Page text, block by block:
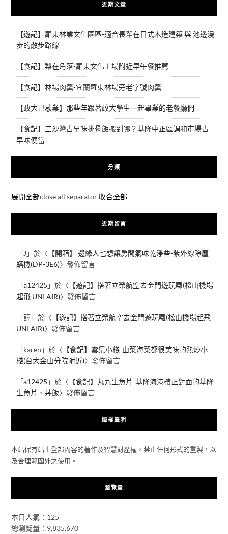
近期文章
【遊記】羅東林業文化園區-適合長輩在日式木造建築 與 池邊漫
步的散步路線
【食記】梨在角落-羅東文化工場附近早午餐推薦
【食記】林場肉羹-宜蘭羅東林場旁老字號肉羹
【政大已歇業】那些年跟著政大學生一起畢業的老餐廳們
【食記】三沙灣古早味排骨飯搬到哪？基隆中正區調和市場古
早味便當
分類
展開全部close all separator 收合全部
近期留言
「J 」於〈 【開箱】 邊緣人也想讓房間氣味乾淨些-紫外線除塵
螨機(DP-3E6)〉發佈留言
「a12425 」於〈 【遊記】搭著立榮航空去金門遊玩囉(松山機場
起飛 UNI AIR)〉發佈留言
「薛」於〈 【遊記】搭著立榮航空去金門遊玩囉(松山機場起飛
UNI AIR)〉發佈留言
「karen 」於〈 【食記】雲集小棧-山菜海菜都很美味的熱炒小
棧(台大金山分院附近)〉發佈留言
「a12425 」於〈 【食記】丸九生魚片-基隆海港樓正對面的基隆
生魚片、丼飯〉發佈留言
版權聲明
本站保有站上全部內容的著作及智慧財產權，禁止任何形式的重製，以
及合理範圍外之使用。
瀏覽量
本日人氣：125
總瀏覽量：9,835,670